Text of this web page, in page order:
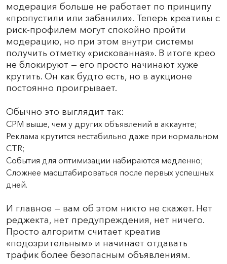
модерация больше не работает по принципу
«пропустили или забанили». Теперь креативы с
риск-профилем могут спокойно пройти
модерацию, но при этом внутри системы
получить отметку «рискованная». В итоге крео
не блокируют — его просто начинают хуже
крутить. Он как будто есть, но в аукционе
постоянно проигрывает.
Обычно это выглядит так:
CPM выше, чем у других объявлений в аккаунте;
Реклама крутится нестабильно даже при нормальном
CTR;
События для оптимизации набираются медленно;
Сложнее масштабироваться после первых успешных
дней.
И главное — вам об этом никто не скажет. Нет
реджекта, нет предупреждения, нет ничего.
Просто алгоритм считает креатив
«подозрительным» и начинает отдавать
трафик более безопасным объявлениям.